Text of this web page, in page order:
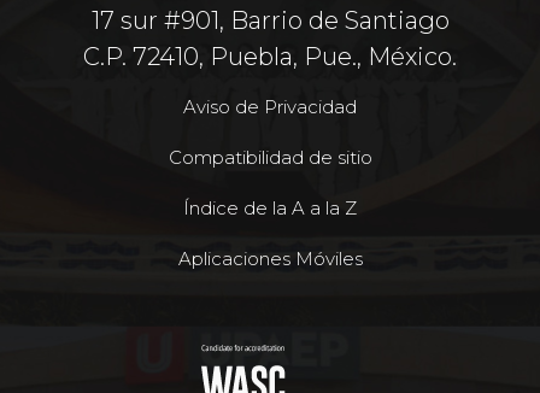
17 sur #901, Barrio de Santiago
C.P. 72410, Puebla, Pue., México.
Aviso de Privacidad
Compatibilidad de sitio
Índice de la A a la Z
Aplicaciones Móviles